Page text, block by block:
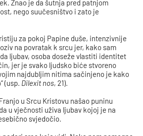
Znao je da šutnja pred patnjom
nego suučesništvo i zato je
za pokoj Papine duše, intenzivnije
na povratak k srcu jer, kako sam
ljubav, osoba doseže vlastiti identitet
jer je svako ljudsko biće stvoreno
najdubljim nitima sačinjeno je kako
(usp. Dilexit nos, 21).
u Srcu Kristovu našao puninu
u vječnosti uživa ljubav kojoj je na
svjedočio.